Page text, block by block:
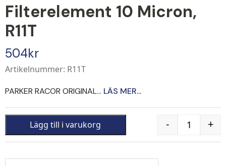
Filterelement 10 Micron,
R11T
504kr
Artikelnummer: R11T
PARKER RACOR ORIGINAL... LÄS MER...
Quantity
- +
Lägg till i varukorg